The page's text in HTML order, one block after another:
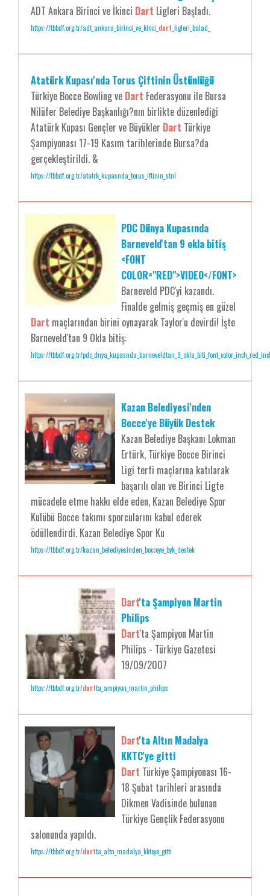
ADT Ankara Birinci ve İkinci Dart Ligleri Başladı.
https://tbbdf.org.tr/adt_ankara_birinci_ve_kinci_ dart _ligleri_balad_
Atatürk Kupası'nda Torus Çiftinin Üstünlüğü
Türkiye Bocce Bowling ve Dart Federasyonu ile Bursa
Nilüfer Belediye Başkanlığı?nın birlikte düzenlediği
Atatürk Kupası Gençler ve Büyükler Dart Türkiye
Şampiyonası 17-19 Kasım tarihlerinde Bursa?da
gerçekleştirildi. &
https://tbbdf.org.tr/atatrk_kupasnda_torus_iftinin_stnl
PDC Dünya Kupasında
Barneveld'tan 9 okla bitiş
<FONT
COLOR="RED">VIDEO</FONT>
Barneveld PDC'yi kazandı.
Finalde gelmiş geçmiş en güzel
Dart maçlarından birini oynayarak Taylor'u devirdi! İşte
Barneveld'tan 9 Okla bitiş:
https://tbbdf.org.tr/
Kazan Belediyesi'nden
Bocce'ye Büyük Destek
Kazan Belediye Başkanı Lokman
Ertürk, Türkiye Bocce Birinci
Ligi terfi maçlarına katılarak
başarılı olan ve Birinci Ligte
mücadele etme hakkı elde eden, Kazan Belediye Spor
Kulübü Bocce takımı sporcularını kabul ederek
ödüllendirdi. Kazan Belediye Spor Ku
https://tbbdf.org.tr/kazan_belediyesinden_bocceye_byk_destek
Dart'ta Şampiyon Martin
Philips
Dart'ta Şampiyon Martin
Philips - Türkiye Gazetesi
19/09/2007
https://tbbdf.org.tr/dartta_ampiyon_martin_philips
Dart'ta Altın Madalya
KKTC'ye gitti
Dart Türkiye Şampiyonası 16-
18 Şubat tarihleri arasında
Dikmen Vadisinde bulunan
Türkiye Gençlik Federasyonu
salonunda yapıldı.
https://tbbdf.org.tr/dartta_altn_madalya_kktcye_gitti